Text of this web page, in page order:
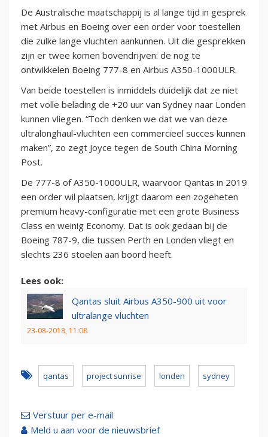
De Australische maatschappij is al lange tijd in gesprek
met Airbus en Boeing over een order voor toestellen
die zulke lange vluchten aankunnen. Uit die gesprekken
zijn er twee komen bovendrijven: de nog te
ontwikkelen Boeing 777-8 en Airbus A350-1000ULR.
Van beide toestellen is inmiddels duidelijk dat ze niet
met volle belading de +20 uur van Sydney naar Londen
kunnen vliegen. “Toch denken we dat we van deze
ultralonghaul-vluchten een commercieel succes kunnen
maken”, zo zegt Joyce tegen de South China Morning
Post.
De 777-8 of A350-1000ULR, waarvoor Qantas in 2019
een order wil plaatsen, krijgt daarom een zogeheten
premium heavy-configuratie met een grote Business
Class en weinig Economy. Dat is ook gedaan bij de
Boeing 787-9, die tussen Perth en Londen vliegt en
slechts 236 stoelen aan boord heeft.
Lees ook:
Qantas sluit Airbus A350-900 uit voor
ultralange vluchten
23-08-2018, 11:08
qantas project sunrise londen sydney
Verstuur per e-mail
Meld u aan voor de nieuwsbrief